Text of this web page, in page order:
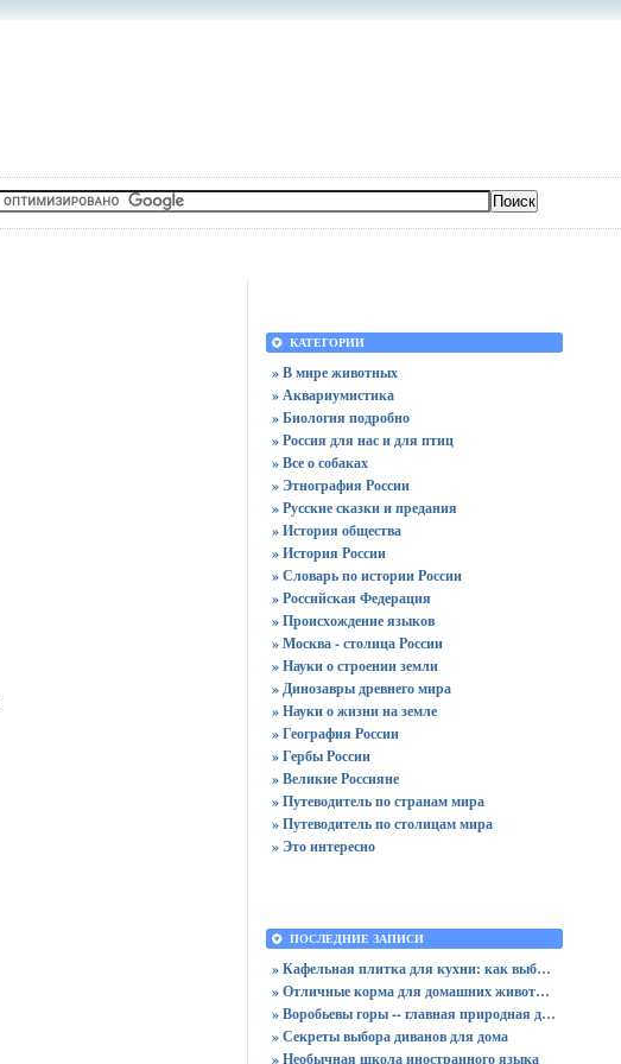
КАТЕГОРИИ
» В мире животных
» Аквариумистика
» Биология подробно
» Россия для нас и для птиц
» Все о собаках
» Этнография России
» Русские сказки и предания
» История общества
» История России
» Словарь по истории России
» Российская Федерация
» Происхождение языков
» Москва - столица России
» Науки о строении земли
» Динозавры древнего мира
» Науки о жизни на земле
» География России
» Гербы России
» Великие Россияне
» Путеводитель по странам мира
» Путеводитель по столицам мира
» Это интересно
ПОСЛЕДНИЕ ЗАПИСИ
» Кафельная плитка для кухни: как выбрать практичную отделку
» Отличные корма для домашних животных
» Воробьевы горы -- главная природная достопримечательность Москвы
» Секреты выбора диванов для дома
» Необычная школа иностранного языка